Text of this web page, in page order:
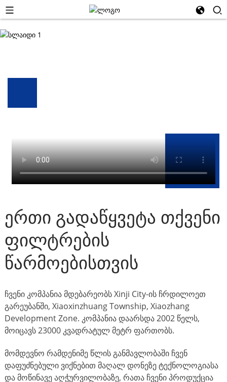
ერთი გადაწყვეტა თქვენი
ფილტრების
წარმოებისთვის
ჩვენი კომპანია მდებარეობს Xinji City-ის ჩრდილოეთ
გარეუბანში, Xiaoxinzhuang Township, Xiaozhang
Development Zone. კომპანია დაარსდა 2002 წელს,
მოიცავს 23000 კვადრატულ მეტრ ფართობს.
მომდევნო რამდენიმე წლის განმავლობაში ჩვენ
დაფუძნებული ვიქნებით მაღალ დონეზე ტექნოლოგიასა
და მოწინავე აღჭურვილობაზე, რათა ჩვენი პროდუქცია